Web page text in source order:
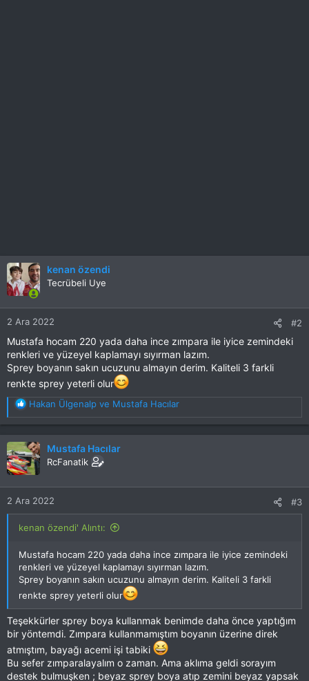
kenan özendi
Tecrübeli Uye
2 Ara 2022 #2
Mustafa hocam 220 yada daha ince zımpara ile iyice zemindeki
renkleri ve yüzeyel kaplamayı sıyırman lazım.
Sprey boyanın sakın ucuzunu almayın derim. Kaliteli 3 farkli
renkte sprey yeterli olur
T
e
p
k
i
l
e
r
:
Hakan Ülgenalp ve Mustafa Hacılar
Mustafa Hacılar
RcFanatik
2 Ara 2022 #3
kenan özendi' Alıntı:
Mustafa hocam 220 yada daha ince zımpara ile iyice zemindeki
renkleri ve yüzeyel kaplamayı sıyırman lazım.
Sprey boyanın sakın ucuzunu almayın derim. Kaliteli 3 farkli
renkte sprey yeterli olur
Teşekkürler sprey boya kullanmak benimde daha önce yaptığım
bir yöntemdi. Zımpara kullanmamıştım boyanın üzerine direk
atmıştım, bayağı acemi işi tabiki
Bu sefer zımparalayalım o zaman. Ama aklıma geldi sorayım
destek bulmuşken ; beyaz sprey boya atıp zemini beyaz yapsak